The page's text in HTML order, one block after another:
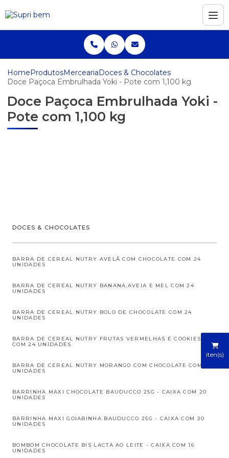
iten(s)
HomeProdutosMerceariaDoces & Chocolates
Doce Paçoca Embrulhada Yoki - Pote com 1,100 kg
Doce Paçoca Embrulhada Yoki -
Pote com 1,100 kg
DOCES & CHOCOLATES
BARRA DE CEREAL NUTRY AVELÃ COM CHOCOLATE COM 24
UNIDADES
BARRA DE CEREAL NUTRY BANANA,AVEIA E MEL COM 24
UNIDADES
BARRA DE CEREAL NUTRY BOLO DE CHOCOLATE COM 24
UNIDADES
BARRA DE CEREAL NUTRY FRUTAS VERMELHAS E COOKIES
COM 24 UNIDADES
BARRA DE CEREAL NUTRY MORANGO COM CHOCOLATE COM 24
UNIDADES
BARRINHA MAXI CHOCOLATE BAUDUCCO 25G - CAIXA COM 20
UNIDADES
BARRINHA MAXI GOIABINHA BAUDUCCO 25G - CAIXA COM 20
UNIDADES
BOMBOM CHOCOLATE BIS LACTA AO LEITE - CAIXA COM 16
UNIDADES